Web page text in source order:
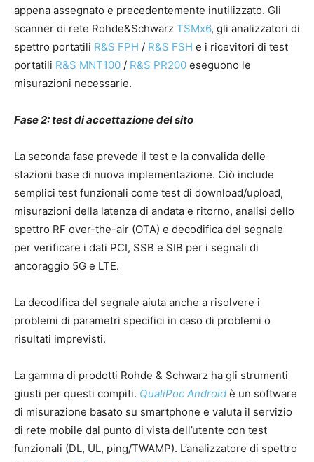
appena assegnato e precedentemente inutilizzato. Gli
scanner di rete Rohde&Schwarz TSMx6, gli analizzatori di
spettro portatili R&S FPH / R&S FSH e i ricevitori di test
portatili R&S MNT100 / R&S PR200 eseguono le
misurazioni necessarie.
Fase 2: test di accettazione del sito
La seconda fase prevede il test e la convalida delle
stazioni base di nuova implementazione. Ciò include
semplici test funzionali come test di download/upload,
misurazioni della latenza di andata e ritorno, analisi dello
spettro RF over-the-air (OTA) e decodifica del segnale
per verificare i dati PCI, SSB e SIB per i segnali di
ancoraggio 5G e LTE.
La decodifica del segnale aiuta anche a risolvere i
problemi di parametri specifici in caso di problemi o
risultati imprevisti.
La gamma di prodotti Rohde & Schwarz ha gli strumenti
giusti per questi compiti. QualiPoc Android è un software
di misurazione basato su smartphone e valuta il servizio
di rete mobile dal punto di vista dell’utente con test
funzionali (DL, UL, ping/TWAMP). L’analizzatore di spettro